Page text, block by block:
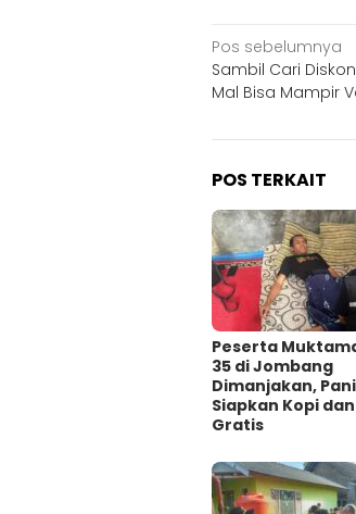
Navigasi
pos
Pos sebelumnya
Sambil Cari
Mal Bisa Mampir
POS TERKAIT
Peserta
35 di Jombang
Dimanjakan,
Siapkan Kopi
Gratis